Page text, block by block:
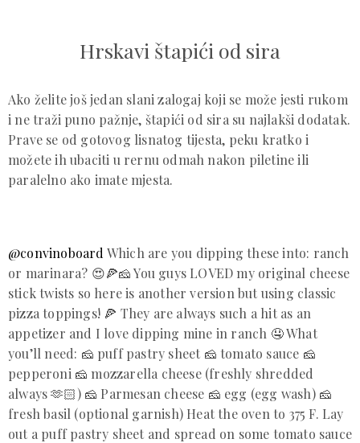
Hrskavi štapići od sira
Ako želite još jedan slani zalogaj koji se može jesti rukom
i ne traži puno pažnje, štapići od sira su najlakši dodatak.
Prave se od gotovog lisnatog tijesta, peku kratko i
možete ih ubaciti u rernu odmah nakon piletine ili
paralelno ako imate mjesta.
@convinoboard Which are you dipping these into: ranch
or marinara? 😍🍕🧀 You guys LOVED my original cheese
stick twists so here is another version but using classic
pizza toppings! 🍕 They are always such a hit as an
appetizer and I love dipping mine in ranch 🤤 What
you’ll need: 🧀 puff pastry sheet 🧀 tomato sauce 🧀
pepperoni 🧀 mozzarella cheese (freshly shredded
always 🫶🏻) 🧀 Parmesan cheese 🧀 egg (egg wash) 🧀
fresh basil (optional garnish) Heat the oven to 375 F. Lay
out a puff pastry sheet and spread on some tomato sauce